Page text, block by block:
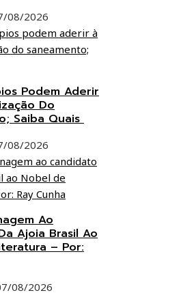
08/2026
Podem Aderir
Do
Saiba Quais
08/2026
Ao
Ajoia Brasil Ao
– Por:
08/2026